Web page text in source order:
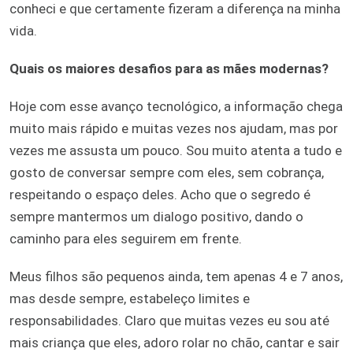
conheci e que certamente fizeram a diferença na minha
vida.
Quais os maiores desafios para as mães modernas?
Hoje com esse avanço tecnológico, a informação chega
muito mais rápido e muitas vezes nos ajudam, mas por
vezes me assusta um pouco. Sou muito atenta a tudo e
gosto de conversar sempre com eles, sem cobrança,
respeitando o espaço deles. Acho que o segredo é
sempre mantermos um dialogo positivo, dando o
caminho para eles seguirem em frente.
Meus filhos são pequenos ainda, tem apenas 4 e 7 anos,
mas desde sempre, estabeleço limites e
responsabilidades. Claro que muitas vezes eu sou até
mais criança que eles, adoro rolar no chão, cantar e sair